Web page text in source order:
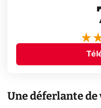
Une déferlante de